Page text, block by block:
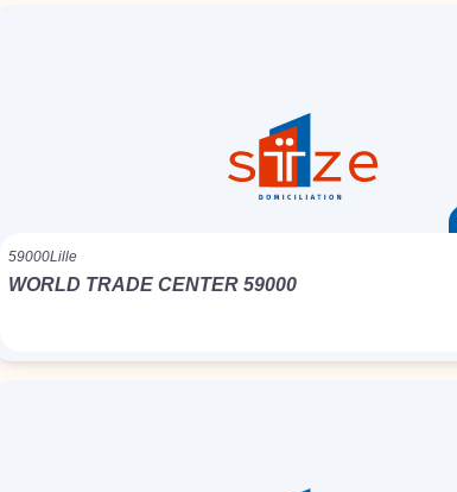
59000Lille
WORLD TRADE CENTER 59000